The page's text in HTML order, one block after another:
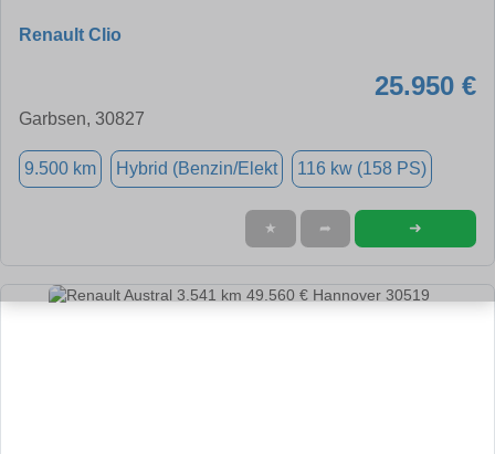
Renault Clio
25.950 €
Garbsen, 30827
9.500 km Hybrid (Benzin/Elekt 116 kw (158 PS)
★ ➦ ➜